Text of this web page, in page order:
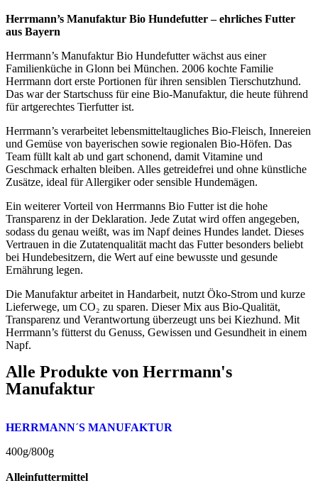
Herrmann’s Manufaktur Bio Hundefutter – ehrliches Futter
aus Bayern
Herrmann’s Manufaktur Bio Hundefutter wächst aus einer
Familienküche in Glonn bei München. 2006 kochte Familie
Herrmann dort erste Portionen für ihren sensiblen Tierschutzhund.
Das war der Startschuss für eine Bio-Manufaktur, die heute führend
für artgerechtes Tierfutter ist.
Herrmann’s verarbeitet lebensmitteltaugliches Bio-Fleisch, Innereien
und Gemüse von bayerischen sowie regionalen Bio-Höfen. Das
Team füllt kalt ab und gart schonend, damit Vitamine und
Geschmack erhalten bleiben. Alles getreidefrei und ohne künstliche
Zusätze, ideal für Allergiker oder sensible Hundemägen.
Ein weiterer Vorteil von Herrmanns Bio Futter ist die hohe
Transparenz in der Deklaration. Jede Zutat wird offen angegeben,
sodass du genau weißt, was im Napf deines Hundes landet. Dieses
Vertrauen in die Zutatenqualität macht das Futter besonders beliebt
bei Hundebesitzern, die Wert auf eine bewusste und gesunde
Ernährung legen.
Die Manufaktur arbeitet in Handarbeit, nutzt Öko-Strom und kurze
Lieferwege, um CO₂ zu sparen. Dieser Mix aus Bio-Qualität,
Transparenz und Verantwortung überzeugt uns bei Kiezhund. Mit
Herrmann’s fütterst du Genuss, Gewissen und Gesundheit in einem
Napf.
Alle Produkte von Herrmann's
Manufaktur
HERRMANN´S MANUFAKTUR
400g/800g
Alleinfuttermittel